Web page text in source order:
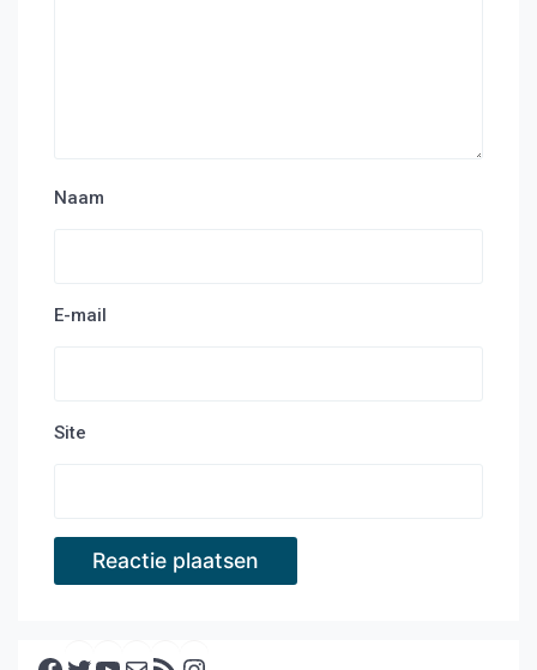
Naam
E-mail
Site
Facebook Twitter YouTube E-mail RSS feed